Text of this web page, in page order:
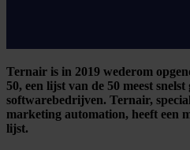
Ternair is in 2019 wederom
50, een lijst van de 50 meest
softwarebedrijven. Ternair,
marketing automation, heeft een
lijst.